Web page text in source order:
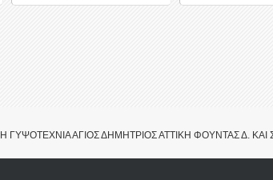
ΓΥΨΟΤΕΧΝΙΑ ΑΓΙΟΣ ΔΗΜΗΤΡΙΟΣ ΑΤΤΙΚΗ ΦΟΥΝΤΑΣ Δ. ΚΑΙ